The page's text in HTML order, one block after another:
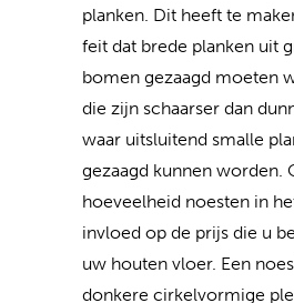
planken. Dit heeft te
feit dat brede planken uit
bomen gezaagd moeten
die zijn schaarser dan
waar uitsluitend smalle
gezaagd kunnen worden.
hoeveelheid noesten in
invloed op de prijs die u
uw houten vloer. Een
donkere cirkelvormige